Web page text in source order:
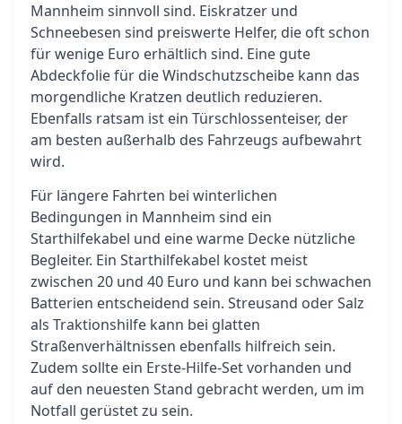
Mannheim sinnvoll sind. Eiskratzer und
Schneebesen sind preiswerte Helfer, die oft schon
für wenige Euro erhältlich sind. Eine gute
Abdeckfolie für die Windschutzscheibe kann das
morgendliche Kratzen deutlich reduzieren.
Ebenfalls ratsam ist ein Türschlossenteiser, der
am besten außerhalb des Fahrzeugs aufbewahrt
wird.
Für längere Fahrten bei winterlichen
Bedingungen in Mannheim sind ein
Starthilfekabel und eine warme Decke nützliche
Begleiter. Ein Starthilfekabel kostet meist
zwischen 20 und 40 Euro und kann bei schwachen
Batterien entscheidend sein. Streusand oder Salz
als Traktionshilfe kann bei glatten
Straßenverhältnissen ebenfalls hilfreich sein.
Zudem sollte ein Erste-Hilfe-Set vorhanden und
auf den neuesten Stand gebracht werden, um im
Notfall gerüstet zu sein.